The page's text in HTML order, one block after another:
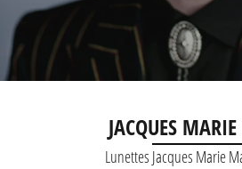
JACQUES
Lunettes Jacques Marie